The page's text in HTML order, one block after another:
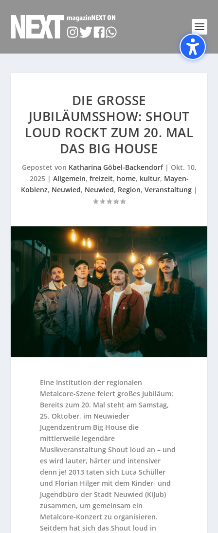
DIE GROSSE J
UBILÄUMSSHOW: SHOUT L
OUD ROCKT ZUM 20. MAL D
AS BIG HOUSE
Gepostet von Katharina Göbel-Backendorf| Okt. 10,
2025| Allgemein, freizeit, home, kultur, Mayen-
Koblenz, Neuwied, Neuwied, Region, Veranstaltung|
Eine Institution der regionalen
Metalcore-Szene feiert großes Jubiläum:
Bereits zum 20. Mal steht am Samstag,
25. Oktober, im Neuwieder
Jugendzentrum Big House die
mittlerweile legendäre
Musikveranstaltung Shout loud an – und
es wird lauter, härter und intensiver
denn je! 2013 taten sich Luca Schüller
und Florian Hilger mit dem Kinder- und
Jugendbüro der Stadt Neuwied (KiJub)
zusammen, um gemeinsam ein
Metalcore-Konzert zu organisieren.
Seitdem hat sich das Shout loud in